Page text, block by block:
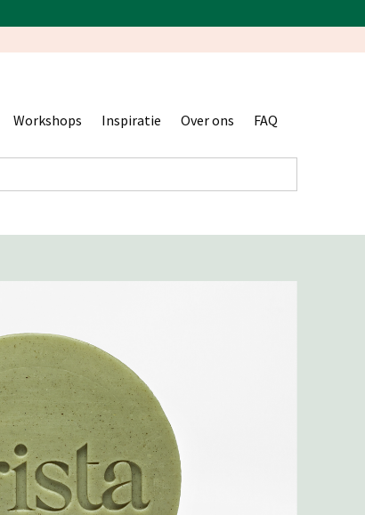
Workshops Inspiratie Over ons FAQ